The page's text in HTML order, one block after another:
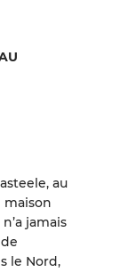
au
jamais
le Nord,